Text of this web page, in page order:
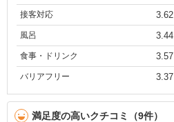
接客対応 3.62
風呂 3.44
食事・ドリンク 3.57
バリアフリー 3.37
満足度の高いクチコミ（9件）